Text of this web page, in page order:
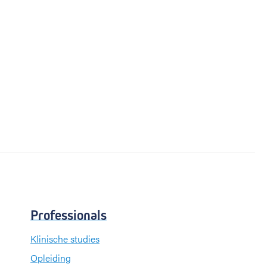
Professionals
Klinische studies
Opleiding